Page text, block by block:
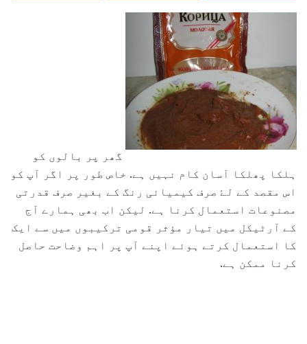
گھر پر بالوں کو
ہلکا پھلکا آسان کام نہیں ہے. خاص طور پر اگر آپ کو
اس مقصد کے لۓ صرف کیمیائی رنگ کے بغیر صرف قدرتی
مصنوعات استعمال کرنا ہے. لیکن اب بھی ہمارے آج
کے آرٹیکل میں تیار مؤثر قومی ترکیبوں میں سے ایک
کا استعمال کرتے ہوئے اپنے آپ پر اہم وضاحت حاصل
کرنا ممکن ہے.